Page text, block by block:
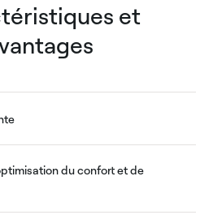
et
du confort et de